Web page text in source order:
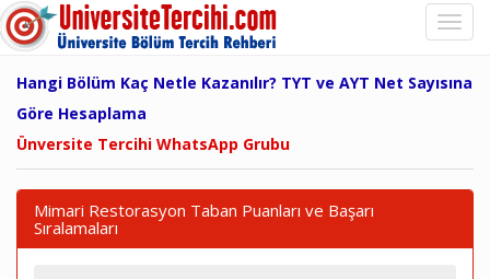
Hangi Bölüm Kaç Netle Kazanılır? TYT ve AYT Net Sayısına
Göre Hesaplama
Ünversite Tercihi WhatsApp Grubu
Mimari Restorasyon Taban Puanları ve Başarı
Sıralamaları